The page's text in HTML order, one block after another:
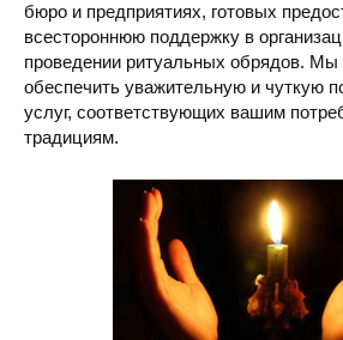
бюро и предприятиях, готовых
всестороннюю поддержку в
проведении ритуальных обрядов. Мы
обеспечить уважительную и чуткую
услуг, соответствующих вашим
традициям.